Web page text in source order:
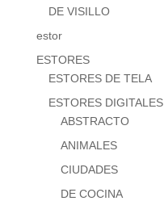
DE VISILLO
estor
ESTORES
ESTORES DE TELA
ESTORES DIGITALES
ABSTRACTO
ANIMALES
CIUDADES
DE COCINA